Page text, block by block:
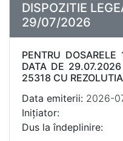
DISPOZITIE
29/07/2026
PENTRU
DATA DE
25318 CU
Data emiterii: 2026-
Inițiator:
Dus la îndeplinire: